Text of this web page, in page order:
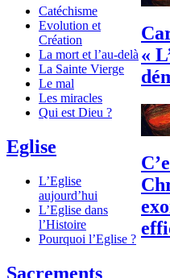
Catéchisme
Evolution et
Création
La mort et l’au-delà
La Sainte Vierge
Le mal
Les miracles
Qui est Dieu ?
Eglise
L’Eglise
aujourd’hui
L’Eglise dans
l’Histoire
Pourquoi l’Eglise ?
Sacrements
«